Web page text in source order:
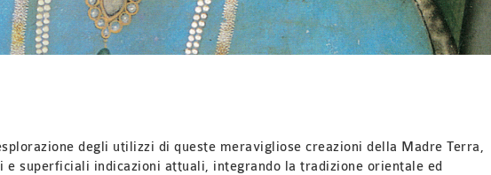
degli utilizzi di queste meravigliose creazioni della Madre Terra,
e superficiali indicazioni attuali, integrando la tradizione orientale ed